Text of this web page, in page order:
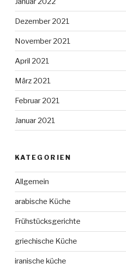
Dezember 2021
November 2021
April 2021
März 2021
Februar 2021
Januar 2021
KATEGORIEN
Allgemein
arabische Küche
Frühstücksgerichte
griechische Küche
iranische küche